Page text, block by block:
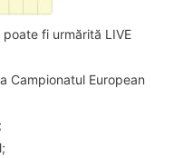
fi urmărită LIVE
Campionatul European